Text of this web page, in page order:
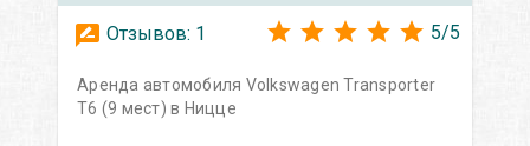
Отзывов: 1 5/5
Аренда автомобиля Volkswagen Transporter
T6 (9 мест) в Ницце